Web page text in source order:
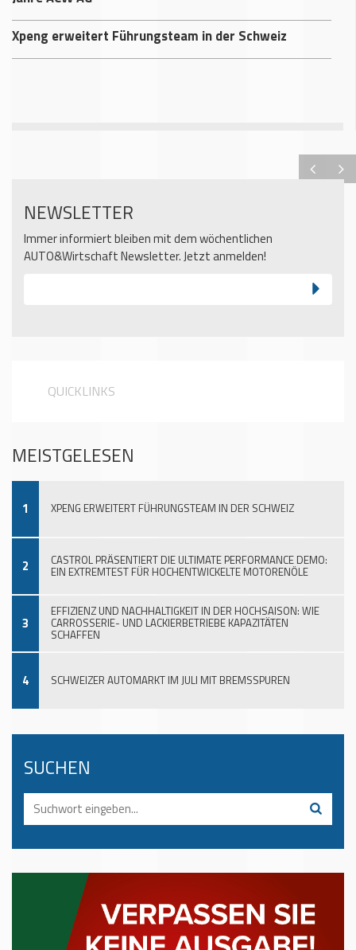
Xpeng erweitert Führungsteam in der Schweiz
NEWSLETTER
Immer informiert bleiben mit dem wöchentlichen
AUTO&Wirtschaft Newsletter. Jetzt anmelden!
QUICKLINKS
MEISTGELESEN
1 XPENG ERWEITERT FÜHRUNGSTEAM IN DER SCHWEIZ
2 CASTROL PRÄSENTIERT DIE ULTIMATE PERFORMANCE DEMO:
EIN EXTREMTEST FÜR HOCHENTWICKELTE MOTORENÖLE
3
EFFIZIENZ UND NACHHALTIGKEIT IN DER HOCHSAISON: WIE
CARROSSERIE- UND LACKIERBETRIEBE KAPAZITÄTEN
SCHAFFEN
4 SCHWEIZER AUTOMARKT IM JULI MIT BREMSSPUREN
SUCHEN